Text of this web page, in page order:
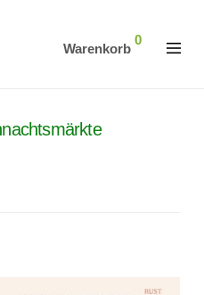
Warenkorb
0